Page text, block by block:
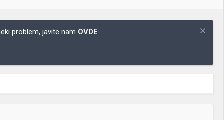
problem, javite nam OVDE